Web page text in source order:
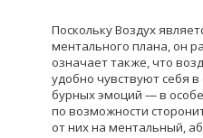
Поскольку Воздух
ментального плана, он
означает также, что
удобно чувствуют себя
бурных эмоций — в
по возможности
от них на ментальный,